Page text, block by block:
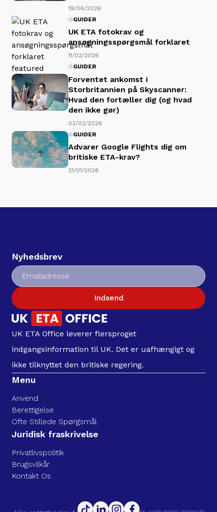
19/06/2026
GUIDER
UK ETA fotokrav og
ansøgningsspørgsmål forklaret
11/02/2026
GUIDER
Forventet ankomst i
Storbritannien på Skyscanner:
Hvad den fortæller dig (og hvad
den ikke gør)
03/02/2026
GUIDER
Advarer Google Flights dig om
britiske ETA-krav?
21/01/2026
Nyhedsbrev
Indsend
UK ETA Office leverer flersproget
indgangsinformation til UK. Det er uafhængigt og
ikke tilknyttet den britiske regering.
Menu
Anvend
Berettigelse
Ofte Stillede Spørgsmål
Juridisk fraskrivelse
Privatlivspolitik
Brugsvilkår
Kontakt Os